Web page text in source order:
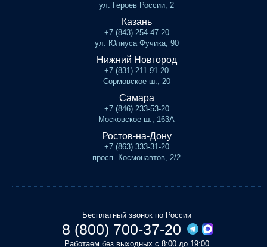
ул. Героев России, 2
Казань
+7 (843) 254-47-20
ул. Юлиуса Фучика, 90
Нижний Новгород
+7 (831) 211-91-20
Сормовское ш., 20
Самара
+7 (846) 233-53-20
Московское ш., 163А
Ростов-на-Дону
+7 (863) 333-31-20
просп. Космонавтов, 2/2
Бесплатный звонок по России
8 (800) 700-37-20
Работаем без выходных с 8:00 до 19:00